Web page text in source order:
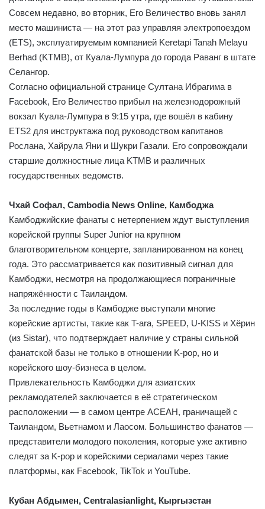
Совсем недавно, во вторник, Его Величество вновь занял
место машиниста — на этот раз управляя электропоездом
(ETS), эксплуатируемым компанией Keretapi Tanah Melayu
Berhad (KTMB), от Куала-Лумпура до города Раванг в штате
Селангор.
Согласно официальной странице Султана Ибрагима в
Facebook, Его Величество прибыл на железнодорожный
вокзал Куала-Лумпура в 9:15 утра, где вошёл в кабину
ETS2 для инструктажа под руководством капитанов
Рослана, Хайрула Яни и Шукри Газали. Его сопровождали
старшие должностные лица KTMB и различных
государственных ведомств.
Чхай Софал, Cambodia News Online, Камбоджа
Камбоджийские фанаты с нетерпением ждут выступления
корейской группы Super Junior на крупном
благотворительном концерте, запланированном на конец
года. Это рассматривается как позитивный сигнал для
Камбоджи, несмотря на продолжающиеся пограничные
напряжённости с Таиландом.
За последние годы в Камбодже выступали многие
корейские артисты, такие как T-ara, SPEED, U-KISS и Хёрин
(из Sistar), что подтверждает наличие у страны сильной
фанатской базы не только в отношении K-pop, но и
корейского шоу-бизнеса в целом.
Привлекательность Камбоджи для азиатских
рекламодателей заключается в её стратегическом
расположении — в самом центре АСЕАН, граничащей с
Таиландом, Вьетнамом и Лаосом. Большинство фанатов —
представители молодого поколения, которые уже активно
следят за K-pop и корейскими сериалами через такие
платформы, как Facebook, TikTok и YouTube.
Кубан Абдымен, Centralasianlight, Кыргызстан